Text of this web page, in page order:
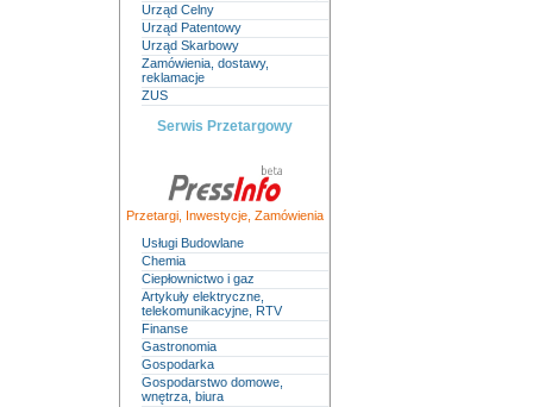
Urząd Celny
Urząd Patentowy
Urząd Skarbowy
Zamówienia, dostawy,
reklamacje
ZUS
Serwis Przetargowy
Przetargi, Inwestycje, Zamówienia
Usługi Budowlane
Chemia
Ciepłownictwo i gaz
Artykuły elektryczne,
telekomunikacyjne, RTV
Finanse
Gastronomia
Gospodarka
Gospodarstwo domowe,
wnętrza, biura